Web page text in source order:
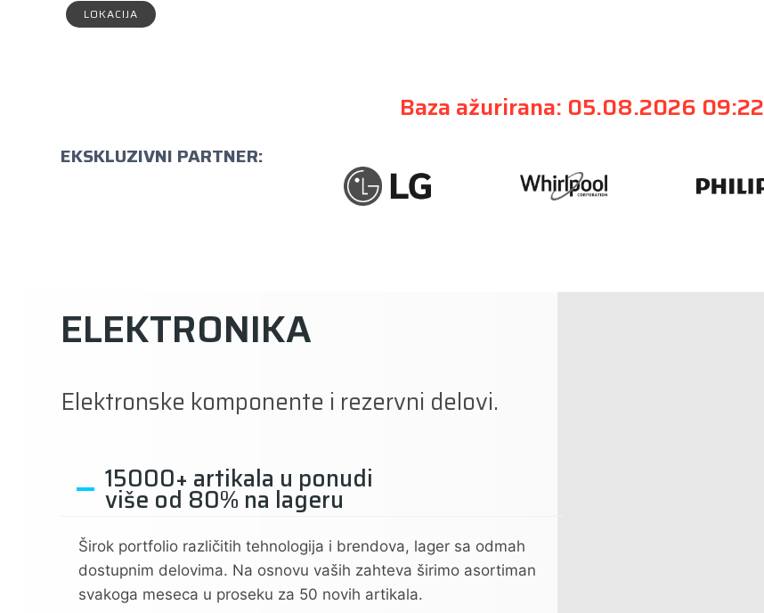
Baza ažurirana: 05.08.2026 09:22
LOKACIJA
EKSKLUZIVNI PARTNER:
ELEKTRONIKA
Elektronske komponente i rezervni delovi.
15000+ artikala u ponudi
više od 80% na lageru
Širok portfolio različitih tehnologija i brendova, lager sa odmah
dostupnim delovima. Na osnovu vaših zahteva širimo asortiman
svakoga meseca u proseku za 50 novih artikala.